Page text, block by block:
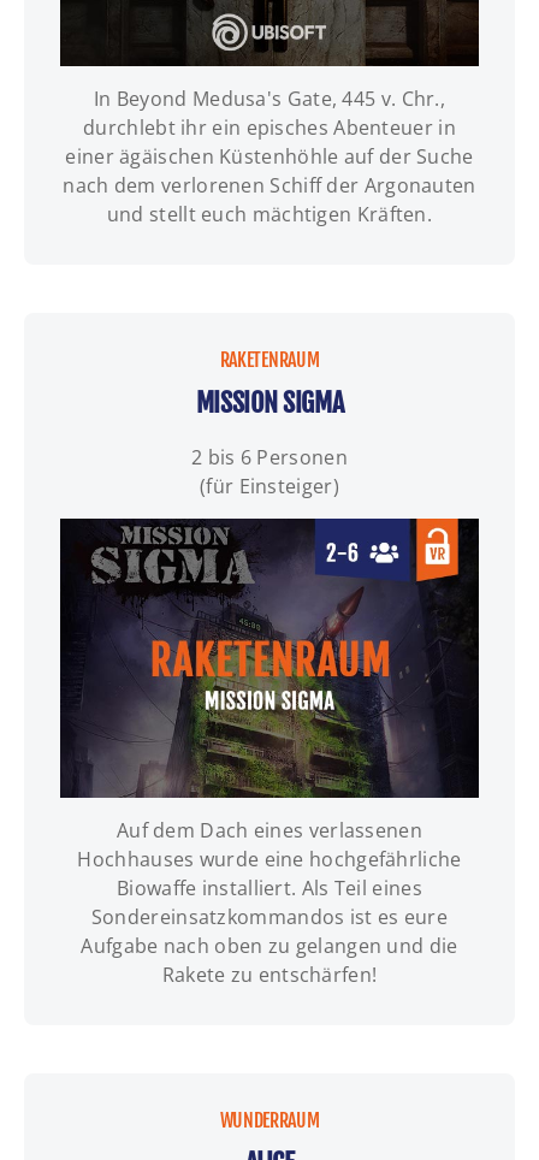
INFOS | TERMINE | BUCHUNG
In Beyond Medusa's Gate, 445 v. Chr.,
durchlebt ihr ein episches Abenteuer in
einer ägäischen Küstenhöhle auf der Suche
nach dem verlorenen Schiff der Argonauten
und stellt euch mächtigen Kräften.
RAKETENRAUM
MISSION SIGMA
2 bis 6 Personen
(für Einsteiger)
INFOS | TERMINE | BUCHUNG
Auf dem Dach eines verlassenen
Hochhauses wurde eine hochgefährliche
Biowaffe installiert. Als Teil eines
Sondereinsatzkommandos ist es eure
Aufgabe nach oben zu gelangen und die
Rakete zu entschärfen!
WUNDERRAUM